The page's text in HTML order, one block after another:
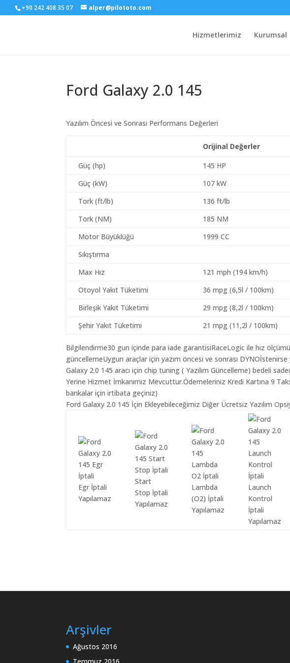
+90 242 408 35 07 alper@pilototo.com
Hizmetlerimiz Kurumsal
Ford Galaxy 2.0 145
Yazılım Öncesi ve Sonrası Performans Değerleri
Orijinal Değerler
Güç (hp) 145 HP
Güç (kW)
107 kW
Tork (ft/lb)
136 ft/lb
Tork (NM)
185 NM
Motor Büyüklüğü
1999 CC
Sıkıştırma
Max Hız
121 mph (194 km/h)
Otoyol Yakıt Tüketimi
36 mpg (6,5l / 100km)
Birleşik Yakıt Tüketimi
29 mpg (8,2l / 100km)
Şehir Yakıt Tüketimi
21 mpg (11,2l / 100km)
Bilgilendirme30 gun içinde para iade garantisiRaceLogic ile hız
güncellemeUygun araçlar için yazım öncesi ve sonrası
Galaxy 2.0 145 aracı için chip tuning ( Yazılım Güncelleme) bedeli
Yerine Hizmet İmkanımız Mevcuttur.Ödemeleriniz Kredi Kartına 9
bankalar için irtibata geçiniz)
Ford Galaxy 2.0 145 İçin Ekleyebileceğimiz Diğer Ücretsiz Yazılım
Egr İptali
Yapılamaz
Start
Stop İptali
Yapılamaz
Lambda
(O2) İptali
Yapılamaz
Launch
Kontrol
İptali
Yapılamaz
Arşivler
Ağustos 2016
Temmuz 2016